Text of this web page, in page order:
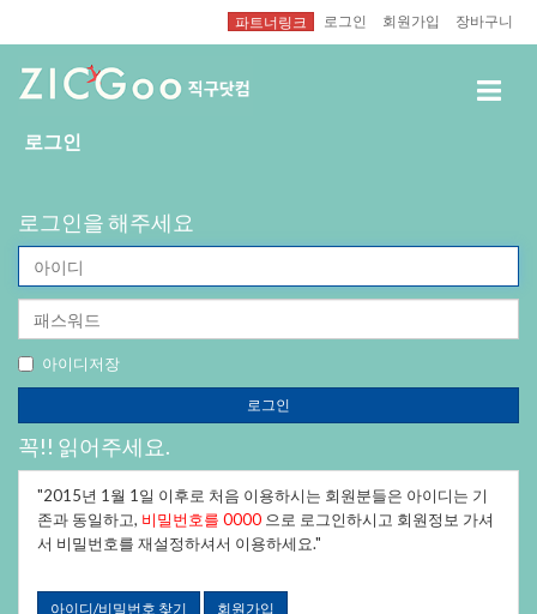
파트너링크 로그인 회원가입 장바구니
로그인
로그인을해주세요
디
(ID)
비
번
호
(PW)
아이디저장
로그인
꼭!!읽어주세요.
"2015년1월1일이후로처음이용하시는회원분들은아이디는기
존과동일하고, 비밀번호를0000 으로로그인하시고회원정보가셔
서비밀번호를재설정하셔서이용하세요."
아이디/비밀번호찾기 회원가입